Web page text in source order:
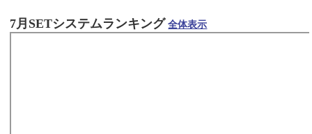
7月SETシステムランキング 全体表示